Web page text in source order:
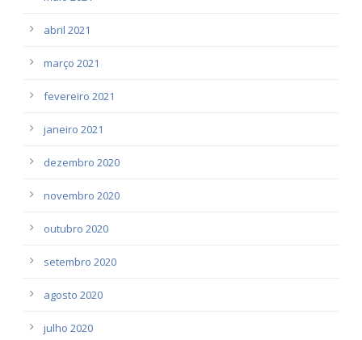
abril 2021
março 2021
fevereiro 2021
janeiro 2021
dezembro 2020
novembro 2020
outubro 2020
setembro 2020
agosto 2020
julho 2020